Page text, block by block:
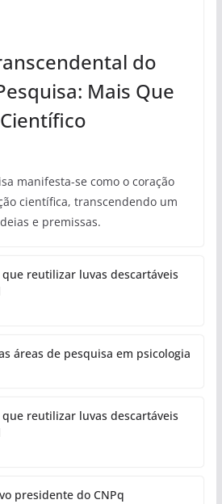
do
Mais Que
manifesta-se como o coração
científica, transcendendo um
e premissas.
reutilizar luvas descartáveis
áreas de pesquisa em psicologia
reutilizar luvas descartáveis
presidente do CNPq